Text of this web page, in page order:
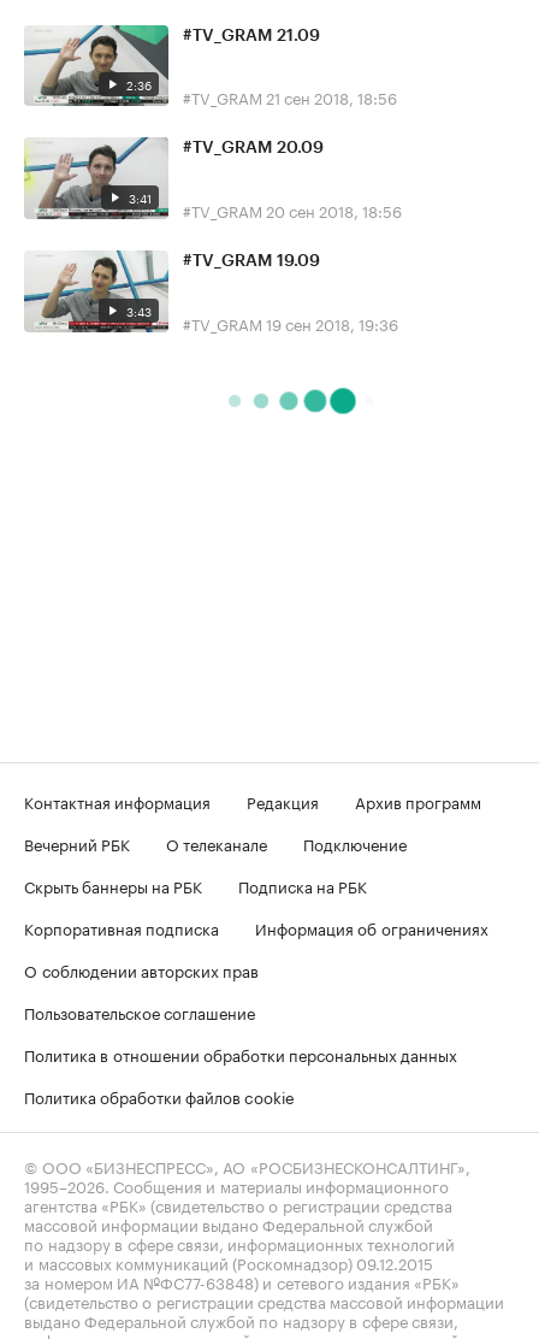
2:36
#TV_GRAM 21.09
#TV_GRAM 21 сен 2018, 18:56
3:41
#TV_GRAM 20.09
#TV_GRAM 20 сен 2018, 18:56
3:43
#TV_GRAM 19.09
#TV_GRAM 19 сен 2018, 19:36
Контактная информация Редакция
Архив программ
Вечерний РБК
О телеканале
Подключение
Скрыть баннеры на РБК
Подписка на РБК
Корпоративная подписка
Информация об ограничениях
О соблюдении авторских прав
Пользовательское соглашение
Политика в отношении обработки персональных данных
Политика обработки файлов cookie
© ООО «БИЗНЕСПРЕСС», АО «РОСБИЗНЕСКОНСАЛТИНГ»,
1995–2026 . Сообщения и материалы информационного
агентства «РБК» (свидетельство о регистрации средства
массовой информации выдано Федеральной службой
по надзору в сфере связи, информационных технологий
и массовых коммуникаций (Роскомнадзор) 09.12.2015
за номером ИА №ФС77-63848) и сетевого издания «РБК»
(свидетельство о регистрации средства массовой информации
выдано Федеральной службой по надзору в сфере связи,